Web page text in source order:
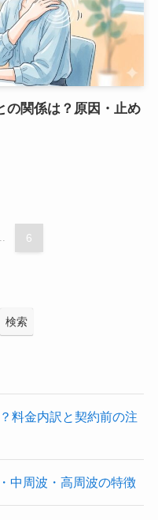
の関係は？原因・止め
6
検索
料金内訳と契約前の注
中周波・高周波の特徴